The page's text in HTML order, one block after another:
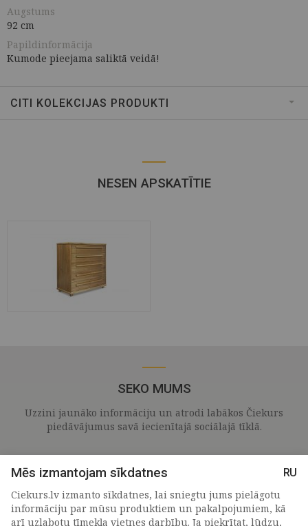
Augstums
92 cm
Papildinformācija
Kumode pieejama saliktā veidā!
CITI KOLEKCIJAS PRODUKTI
NESEN APSKATĪTIE
SEKO MUMS
Uzzini jaunāko informāciju un atrodi labākos Čiekurs
piedāvājumus savā iecienītajā sociālajā tīklā.
Mēs izmantojam sīkdatnes
RU
Ciekurs.lv izmanto sīkdatnes, lai sniegtu jums pielāgotu
informāciju par mūsu produktiem un pakalpojumiem, kā
arī uzlabotu tīmekļa vietnes darbību. Ja piekrītat, lūdzu,